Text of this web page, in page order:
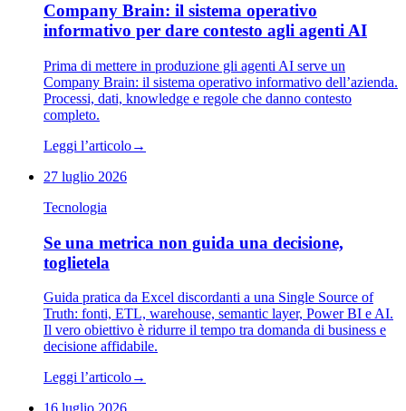
Company Brain: il sistema operativo
informativo per dare contesto agli agenti AI
Prima di mettere in produzione gli agenti AI serve un
Company Brain: il sistema operativo informativo dell’azienda.
Processi, dati, knowledge e regole che danno contesto
completo.
Leggi l’articolo→
27 luglio 2026
Tecnologia
Se una metrica non guida una decisione,
toglietela
Guida pratica da Excel discordanti a una Single Source of
Truth: fonti, ETL, warehouse, semantic layer, Power BI e AI.
Il vero obiettivo è ridurre il tempo tra domanda di business e
decisione affidabile.
Leggi l’articolo→